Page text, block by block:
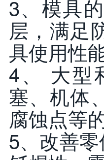
3、模具
层，满足
具使用性
4、 大型
塞、机体
腐蚀点等
5、改善